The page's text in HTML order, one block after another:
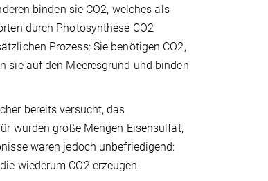
binden sie CO2, welches als
durch Photosynthese CO2
Prozess: Sie benötigen CO2,
sie auf den Meeresgrund und binden
bereits versucht, das
wurden große Mengen Eisensulfat,
waren jedoch unbefriedigend:
wiederum CO2 erzeugen.